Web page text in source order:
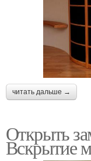
читать дальше →
Открыть
Вскрытие